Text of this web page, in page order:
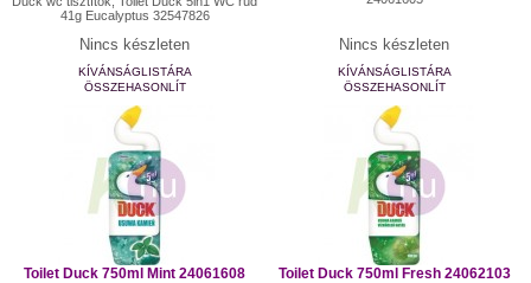
41g Eucalyptus 32547826
Nincs készleten
KÍVÁNSÁGLISTÁRA
ÖSSZEHASONLÍT
Nincs készleten
KÍVÁNSÁGLISTÁRA
ÖSSZEHASONLÍT
Toilet Duck 750ml Mint 24061608 Toilet Duck 750ml Fresh 24062103